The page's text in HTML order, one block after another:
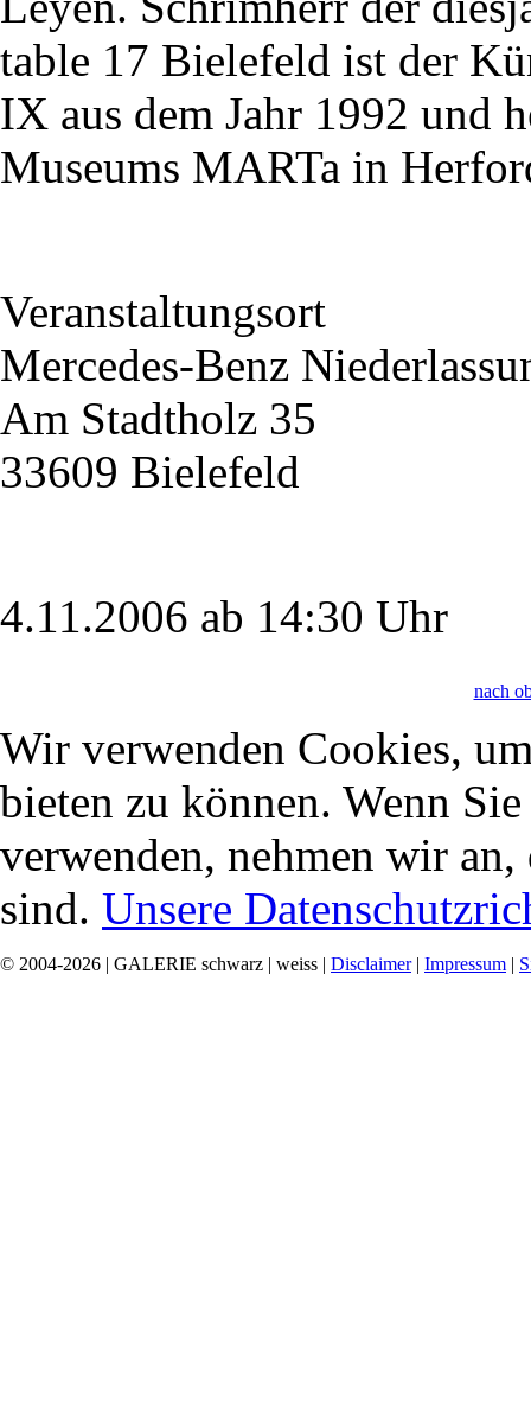
table 17 Bielefeld ist der
IX aus dem Jahr 1992 und
Museums MARTa in
Veranstaltungsort
Mercedes-Benz
Am Stadtholz 35
33609 Bielefeld
4.11.2006 ab 14:30 Uhr
nach
Wir verwenden Cookies,
bieten zu können. Wenn
verwenden, nehmen wir
sind. Unsere
© 2004-2026 | GALERIE schwarz | weiss | Disclaimer| Impressum |